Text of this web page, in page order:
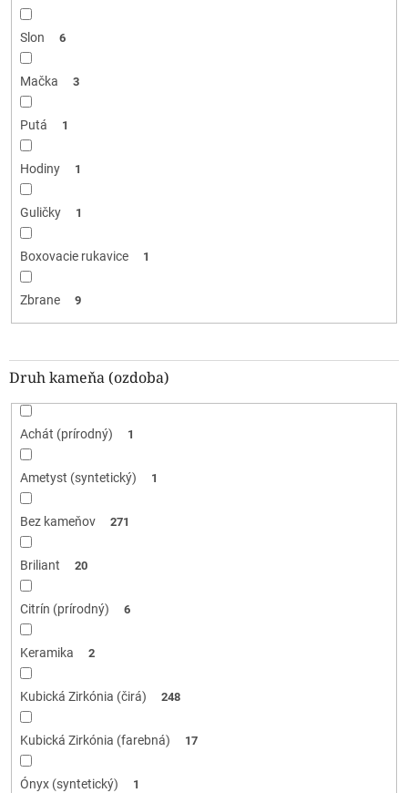
Slon 6
Mačka 3
Putá 1
Hodiny 1
Guličky 1
Boxovacie rukavice 1
Zbrane 9
Druh kameňa (ozdoba)
Achát (prírodný) 1
Ametyst (syntetický) 1
Bez kameňov 271
Briliant 20
Citrín (prírodný) 6
Keramika 2
Kubická Zirkónia (čirá) 248
Kubická Zirkónia (farebná) 17
Ónyx (syntetický) 1